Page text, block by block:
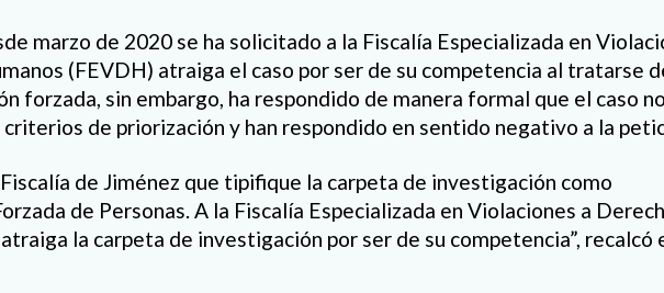
marzo de 2020 se ha solicitado a la Fiscalía Especializada en
(FEVDH) atraiga el caso por ser de su competencia al tratarse
forzada, sin embargo, ha respondido de manera formal que el caso no
criterios de priorización y han respondido en sentido negativo a la
de Jiménez que tipifique la carpeta de investigación como
de Personas. A la Fiscalía Especializada en Violaciones a
la carpeta de investigación por ser de su competencia”, recalcó